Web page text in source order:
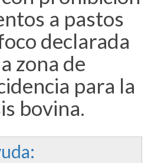
a pastos
declarada
zona de
para la
bovina.